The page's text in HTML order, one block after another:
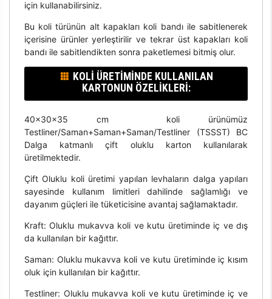
için kullanabilirsiniz.
Bu koli türünün alt kapakları koli bandı ile sabitlenerek
içerisine ürünler yerleştirilir ve tekrar üst kapakları koli
bandı ile sabitlendikten sonra paketlemesi bitmiş olur.
KOLI ÜRETIMINDE KULLANILAN
KARTONUN ÖZELIKLERI:
40x30x35 cm koli ürünümüz
Testliner/Saman+Saman+Saman/Testliner (TSSST) BC
Dalga katmanlı çift oluklu karton kullanılarak
üretilmektedir.
Çift Oluklu koli üretimi yapılan levhaların dalga yapıları
sayesinde kullanım limitleri dahilinde sağlamlığı ve
dayanım güçleri ile tüketicisine avantaj sağlamaktadır.
Kraft: Oluklu mukavva koli ve kutu üretiminde iç ve dış
da kullanılan bir kağıttır.
Saman: Oluklu mukavva koli ve kutu üretiminde iç kısım
oluk için kullanılan bir kağıttır.
Testliner: Oluklu mukavva koli ve kutu üretiminde iç ve